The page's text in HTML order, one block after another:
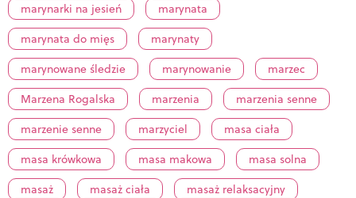
marynarki na jesień
marynata
marynata do mięs
marynaty
marynowane śledzie
marynowanie
marzec
Marzena Rogalska
marzenia
marzenia senne
marzenie senne
marzyciel
masa ciała
masa krówkowa
masa makowa
masa solna
masaż
masaż ciała
masaż relaksacyjny